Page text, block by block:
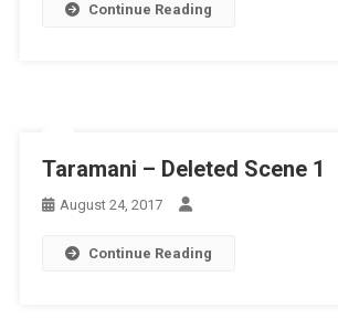
Continue Reading
Taramani – Deleted Scene 1
August 24, 2017
Continue Reading